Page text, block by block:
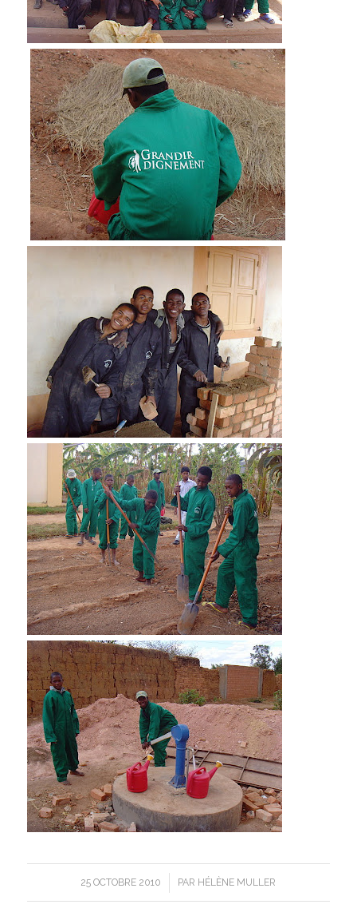
25 OCTOBRE 2010
/ PAR HÉLÈNE MULLER